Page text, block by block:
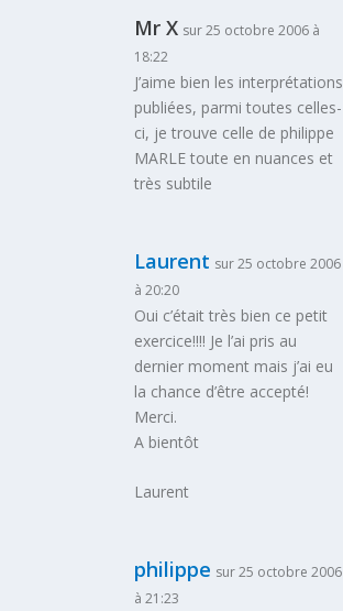
Mr X sur 25 octobre 2006 à
18:22
J’aime bien les interprétations
publiées, parmi toutes celles-
ci, je trouve celle de philippe
MARLE toute en nuances et
très subtile
Laurent sur 25 octobre 2006
à 20:20
Oui c’était très bien ce petit
exercice!!!! Je l’ai pris au
dernier moment mais j’ai eu
la chance d’être accepté!
Merci.
A bientôt
Laurent
philippe sur 25 octobre 2006
à 21:23